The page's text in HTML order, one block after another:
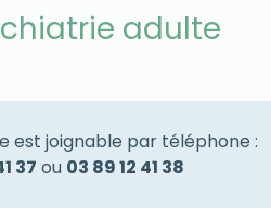
adulte
est joignable par téléphone :
37 ou 03 89 12 41 38